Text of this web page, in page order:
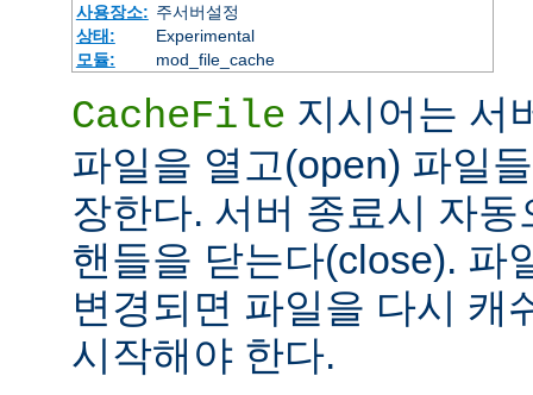
사용장소: 주서버설정
상태:
Experimental
모듈:
mod_file_cache
CacheFile 지시어는 서
파일을 열고(open) 파일
장한다. 서버 종료시 자
핸들을 닫는다(close). 파
변경되면 파일을 다시 캐
시작해야 한다.